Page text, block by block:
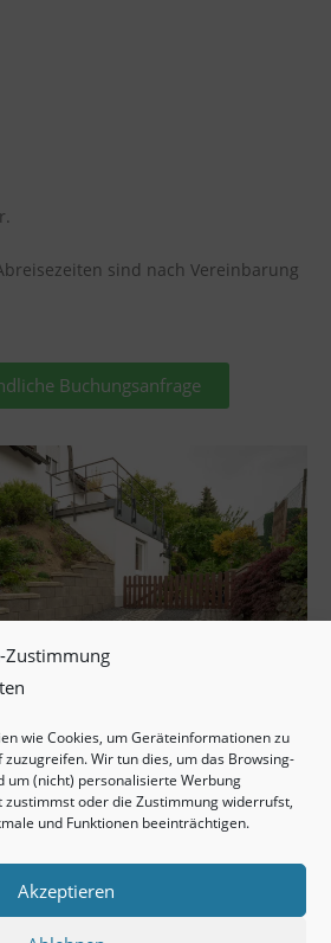
Zustimmung
wie Cookies, um Geräteinformationen zu
Wir tun dies, um das Browsing-
um (nicht) personalisierte Werbung
zustimmst oder die Zustimmung widerrufst,
und Funktionen beeinträchtigen.
Akzeptieren
sind nach Vereinbarung
Buchungsanfrage